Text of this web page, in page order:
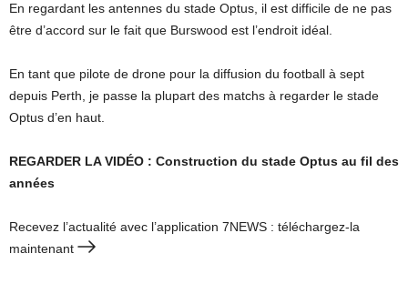
En regardant les antennes du stade Optus, il est difficile de ne pas
être d’accord sur le fait que Burswood est l’endroit idéal.
En tant que pilote de drone pour la diffusion du football à sept
depuis Perth, je passe la plupart des matchs à regarder le stade
Optus d’en haut.
REGARDER LA VIDÉO : Construction du stade Optus au fil des
années
Recevez l’actualité avec l’application 7NEWS : téléchargez-la
maintenant